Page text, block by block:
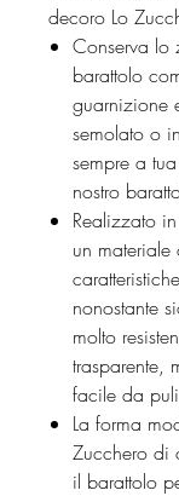
decoro Lo
Conserva lo
barattolo
guarnizione
semolato o
sempre a
nostro
Realizzato
un materiale
nonostante
molto
trasparente,
facile da
La forma
Zucchero di
il barattolo